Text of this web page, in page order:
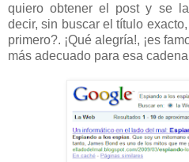
quiero obtener el post y se
decir, sin buscar el título
primero?. ¡Qué alegría!, ¡es
más adecuado para esa